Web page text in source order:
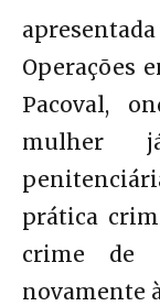
Operações
Pacoval,
mulher
prática
crime de
novamente